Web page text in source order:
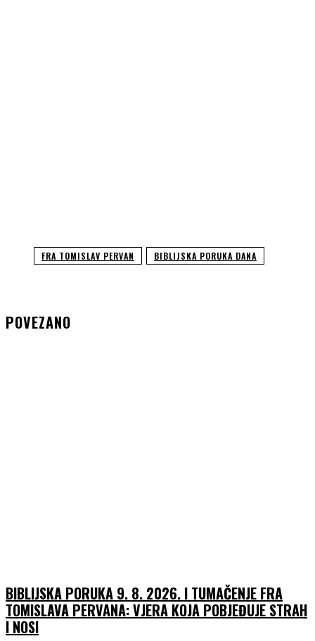
FRA TOMISLAV PERVAN BIBLIJSKA PORUKA DANA
POVEZANO
BIBLIJSKA PORUKA 9. 8. 2026. I TUMAČENJE FRA
TOMISLAVA PERVANA: VJERA KOJA POBJEĐUJE STRAH
I NOSI